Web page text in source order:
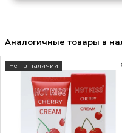
Аналогичные товары в
Нет в наличии